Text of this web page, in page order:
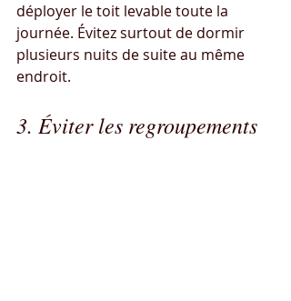
déployer le toit levable toute la
journée. Évitez surtout de dormir
plusieurs nuits de suite au même
endroit.
3. Éviter les regroupements